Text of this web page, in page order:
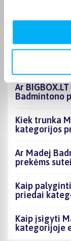
esantys
Kiek prekių
Ar
Badmintono
Kiek trunka
kategorijos
Ar Madej
prekėms
Kaip
priedai
Kaip įsigyti
kategorijoje